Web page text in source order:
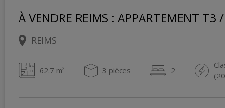
À VENDRE REIMS : APPARTEMENT T3
REIMS
62.7 m² 3 pièces 2